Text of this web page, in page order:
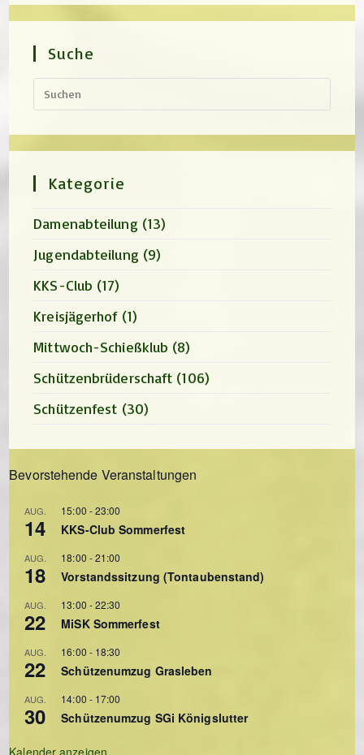
Suche
Kategorie
Damenabteilung (13)
Jugendabteilung (9)
KKS-Club (17)
Kreisjägerhof (1)
Mittwoch-Schießklub (8)
Schützenbrüderschaft (106)
Schützenfest (30)
Bevorstehende Veranstaltungen
AUG.
14
15:00 -23:00
KKS-Club Sommerfest
AUG.
18
18:00 -21:00
Vorstandssitzung (Tontaubenstand)
AUG.
22
13:00 -22:30
MiSK Sommerfest
AUG.
22
16:00 - 18:30
Schützenumzug Grasleben
AUG.
30
14:00 - 17:00
Schützenumzug SGi Königslutter
Kalender anzeigen